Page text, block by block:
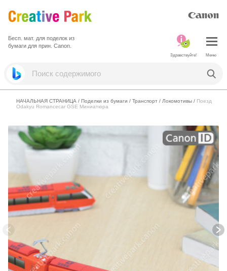
Бесп. мат. для поделок из
бумаги для прин. Canon.
Меню
Здравствуйте!
НАЧАЛЬНАЯ СТРАНИЦА / Поделки из бумаги / Транспорт / Локомотивы / Поезд
Odakyu Romancecar GSE Миниатюра